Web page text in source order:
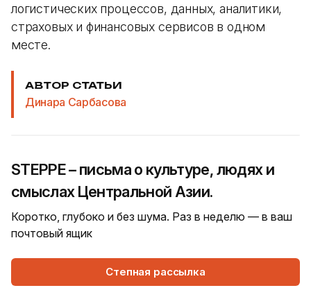
логистических процессов, данных, аналитики,
страховых и финансовых сервисов в одном
месте.
АВТОР СТАТЬИ
Динара Сарбасова
STEPPE – письма о культуре, людях и
смыслах Центральной Азии.
Коротко, глубоко и без шума. Раз в неделю — в ваш
почтовый ящик
Степная рассылка